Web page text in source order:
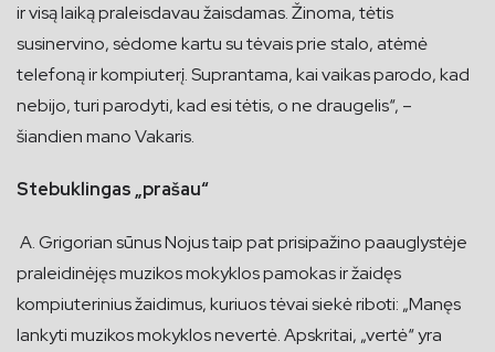
ir visą laiką praleisdavau žaisdamas. Žinoma, tėtis
susinervino, sėdome kartu su tėvais prie stalo, atėmė
telefoną ir kompiuterį. Suprantama, kai vaikas parodo, kad
nebijo, turi parodyti, kad esi tėtis, o ne draugelis“, –
šiandien mano Vakaris.
Stebuklingas „prašau“
A. Grigorian sūnus Nojus taip pat prisipažino paauglystėje
praleidinėjęs muzikos mokyklos pamokas ir žaidęs
kompiuterinius žaidimus, kuriuos tėvai siekė riboti: „Manęs
lankyti muzikos mokyklos nevertė. Apskritai, „vertė“ yra